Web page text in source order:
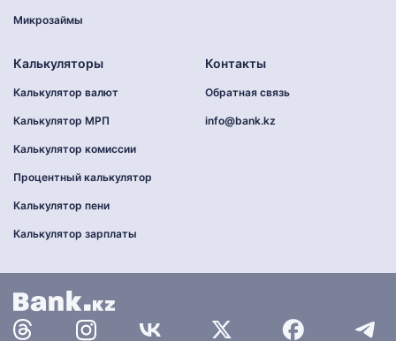
Микрозаймы
Калькуляторы
Калькулятор валют
Калькулятор МРП
Калькулятор комиссии
Процентный калькулятор
Калькулятор пени
Калькулятор зарплаты
Контакты
Обратная связь
info@bank.kz